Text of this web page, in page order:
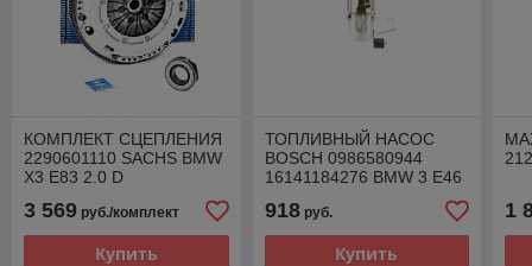
КОМПЛЕКТ СЦЕПЛЕНИЯ
2290601110 SACHS BMW
X3 E83 2.0 D
3 569 руб./комплект
Купить
ТОПЛИВНЫЙ НАСОС
BOSCH 0986580944
16141184276 BMW 3 E46
918руб.
Купить
1